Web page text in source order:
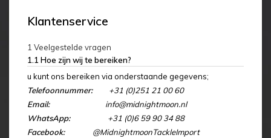
Klantenservice
1 Veelgestelde vragen
1.1 Hoe zijn wij te bereiken?
u kunt ons bereiken via onderstaande gegevens;
Telefoonnummer:
+31 (0)251 21 00 60
Email:
info@midnightmoon.nl
WhatsApp:
+31 (0)6 59 90 34 88
Facebook:
@MidnightmoonTackleImport